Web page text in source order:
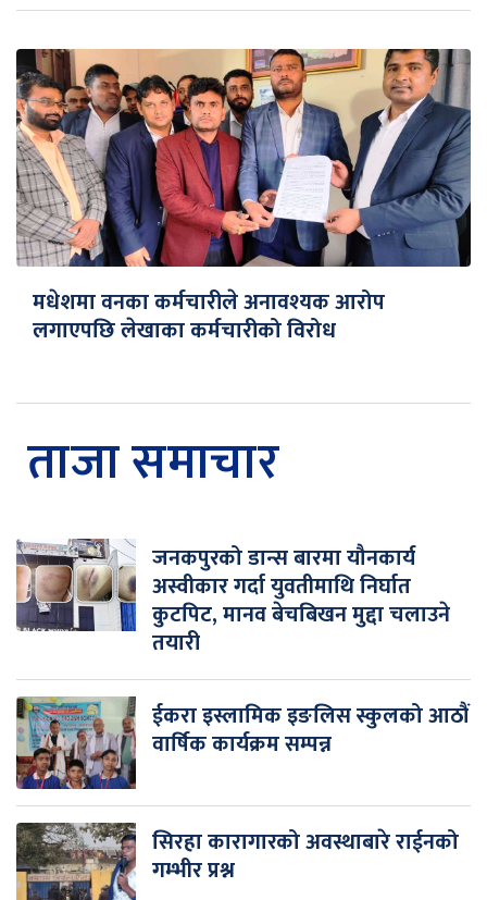
मधेशमा वनका कर्मचारीले अनावश्यक आरोप
लगाएपछि लेखाका कर्मचारीको विरोध
ताजा समाचार
जनकपुरको डान्स बारमा यौनकार्य
अस्वीकार गर्दा युवतीमाथि निर्घात
कुटपिट, मानव बेचबिखन मुद्दा चलाउने
तयारी
ईकरा इस्लामिक इङलिस स्कुलको आठौं
वार्षिक कार्यक्रम सम्पन्न
सिरहा कारागारको अवस्थाबारे राईनको
गम्भीर प्रश्न